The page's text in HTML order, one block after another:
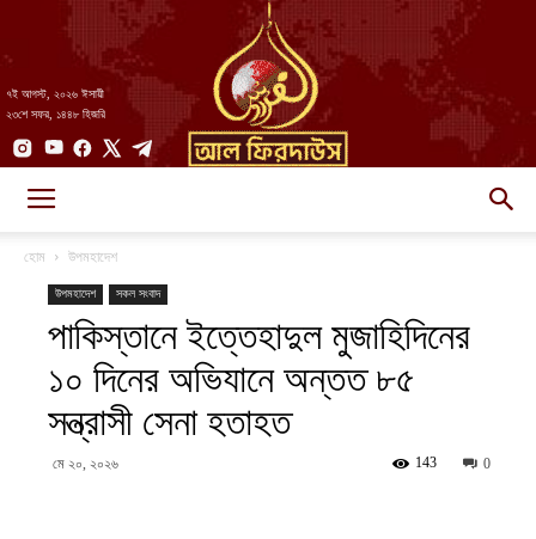
৭ই আগস্ট, ২০২৬ ঈসায়ী
২৩শে সফর, ১৪৪৮ হিজরি
||
আল-
হোম উপমহাদেশ
উপমহাদেশ সকল সংবাদ
পাকিস্তানে ইত্তেহাদুল মুজাহিদিনের
১০ দিনের অভিযানে অন্তত ৮৫
সন্ত্রাসী সেনা হতাহত
মে ২০, ২০২৬ 0
143